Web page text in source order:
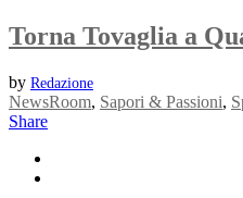
Torna Tovaglia a
by Redazione
NewsRoom, Sapori & Passioni,
Share